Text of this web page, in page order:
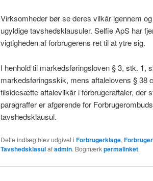
Virksomheder bør se deres vilkår igennem
ugyldige tavshedsklausuler. Selfie ApS har
vigtigheden af forbrugerens ret til at ytre sig.
I henhold til markedsføringsloven § 3, stk. 1,
markedsføringsskik, mens aftalelovens § 38
tilsidesætte aftalevilkår i forbrugeraftaler, der
paragraffer er afgørende for
tavshedsklausul.
Dette indlæg blev udgivet i Forbrugerklage,
Tavshedsklasulafadmin. Bogmærkpermalinket.